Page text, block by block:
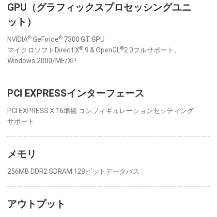
GPU（グラフィックスプロセッシングユニ
ット）
NVIDIA® GeForce® 7300 GT GPU
マイクロソフトDirect X® 9 & OpenGL ®2.0フルサポート、
Windows 2000/ME/XP
PCI EXPRESSインターフェース
PCI EXPRESS X 16準拠 コンフィギュレーションセッティング
サポート
メモリ
256MB DDR2 SDRAM 128ビットデータバス
アウトプット